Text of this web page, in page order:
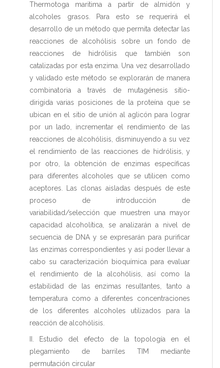
Thermotoga maritima a partir de almidón y
alcoholes grasos. Para esto se requerirá el
desarrollo de un método que permita detectar las
reacciones de alcohólisis sobre un fondo de
reacciones de hidrólisis que también son
catalizadas por esta enzima. Una vez desarrollado
y validado este método se explorarán de manera
combinatoria a través de mutagénesis sitio-
dirigida varias posiciones de la proteína que se
ubican en el sitio de unión al aglicón para lograr
por un lado, incrementar el rendimiento de las
reacciones de alcohólisis, disminuyendo a su vez
el rendimiento de las reacciones de hidrólisis, y
por otro, la obtención de enzimas específicas
para diferentes alcoholes que se utilicen como
aceptores. Las clonas aisladas después de este
proceso de introducción de
variabilidad/selección que muestren una mayor
capacidad alcoholítica, se analizarán a nivel de
secuencia de DNA y se expresarán para purificar
las enzimas correspondientes y así poder llevar a
cabo su caracterización bioquímica para evaluar
el rendimiento de la alcohólisis, así como la
estabilidad de las enzimas resultantes, tanto a
temperatura como a diferentes concentraciones
de los diferentes alcoholes utilizados para la
reacción de alcohólisis.
II. Estudio del efecto de la topología en el
plegamiento de barriles TIM mediante
permutación circular